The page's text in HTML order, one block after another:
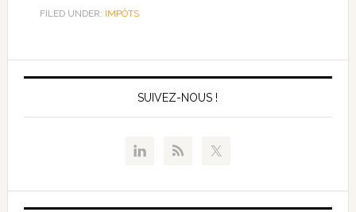
FILED UNDER: IMPÔTS
SUIVEZ-NOUS !